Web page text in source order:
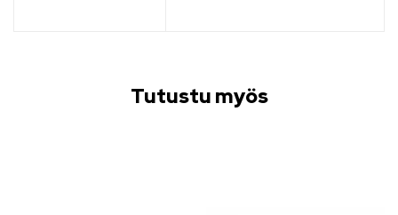
Tutustu myös